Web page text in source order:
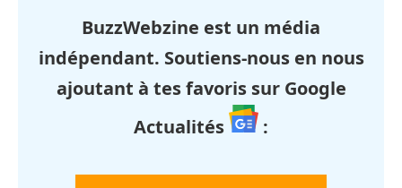
BuzzWebzine est un média
indépendant. Soutiens-nous en nous
ajoutant à tes favoris sur Google
Actualités
: